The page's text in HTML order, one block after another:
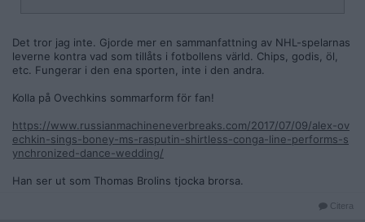
Det tror jag inte. Gjorde mer en sammanfattning av NHL-spelarnas
leverne kontra vad som tillåts i fotbollens värld. Chips, godis, öl,
etc. Fungerar i den ena sporten, inte i den andra.
Kolla på Ovechkins sommarform för fan!
https://www.russianmachineneverbreaks.com/2017/07/09/alex-ov
echkin-sings-boney-ms-rasputin-shirtless-conga-line-performs-s
ynchronized-dance-wedding/
Han ser ut som Thomas Brolins tjocka brorsa.
Citera